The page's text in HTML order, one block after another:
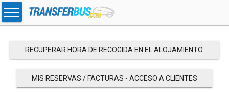
RECUPERAR HORA DE RECOGIDA EN EL ALOJAMIENTO.
MIS RESERVAS / FACTURAS - ACCESO A CLIENTES